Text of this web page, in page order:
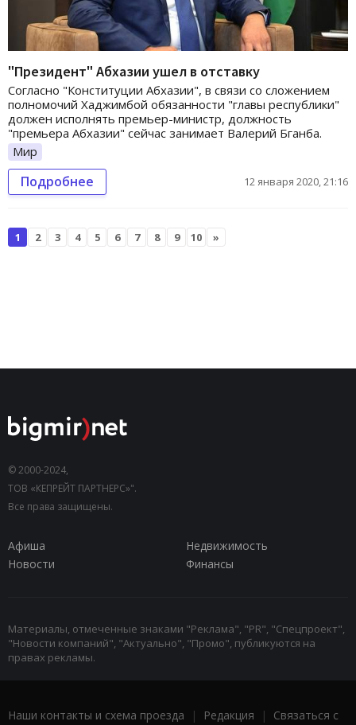
"Президент" Абхазии ушел в отставку
Согласно "Конституции Абхазии", в связи со сложением
полномочий Хаджимбой обязанности "главы республики"
должен исполнять премьер-министр, должность
"премьера Абхазии" сейчас занимает Валерий Бганба.
Мир
Подробнее 12 января 2020, 21:16
1 2 3 4 5 6 7 8 9 10 »
© 2000-2024,
ТОВ «КЕПРЕЙТ ПАРТНЕРС»".
Все права защищены.
Афиша
Недвижимость
Новости
Финансы
Материалы, отмеченные знаками "Реклама", "PR", "Спецпроект",
"Новости компаний", "Актуально", "Промо", публикуются на
правах рекламы.
Наши контакты и схема проезда | Редакция | Связаться с